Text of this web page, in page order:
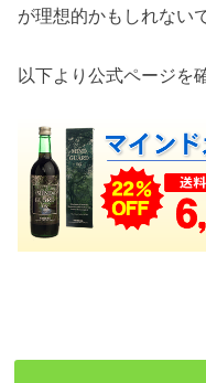
が理想的かもしれない
以下より公式ページを